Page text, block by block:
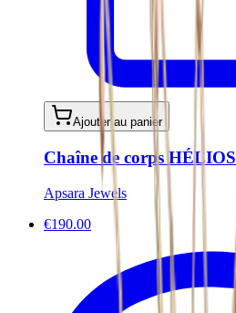
Ajouter au panier
Chaîne de corps HÉLIOS
Apsara Jewels
€190.00